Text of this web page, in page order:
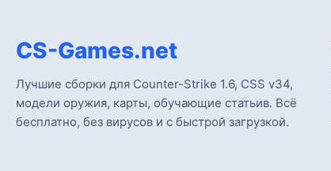
CS-Games.net
Лучшие сборки для Counter-Strike 1.6, CSS v34,
модели оружия, карты, обучающие статьив. Всё
бесплатно, без вирусов и с быстрой загрузкой.